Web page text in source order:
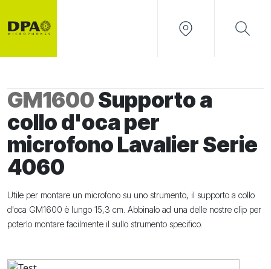
GM1600Supporto a
collo d'oca per
microfono Lavalier Serie
4060
Utile per montare un microfono su uno strumento, il supporto a collo
d'oca GM1600 è lungo 15,3 cm. Abbinalo ad una delle nostre clip per
poterlo montare facilmente il sullo strumento specifico.